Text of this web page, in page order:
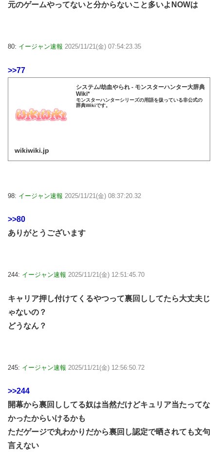
元のゲームやってないと分からないこと多いよNOWは
80: イージャン速報 2025/11/21(金) 07:54:23.35
>>77
システム/劫血やられ - モンスターハンター大辞典
Wiki*
モンスターハンターシリーズの用語を扱っている非公式の
辞典Wikiです。
wikiwiki.jp
98: イージャン速報 2025/11/21(金) 08:37:20.32
>>80
ありがとうございます
244: イージャン速報 2025/11/21(金) 12:51:45.70
キャリア押し付けてくるやつって裏回ししてたら大丈夫じ
ゃないの？
どうなん？
245: イージャン速報 2025/11/21(金) 12:56:50.72
>>244
開幕から裏回ししてる奴は当然だけどキュリア当たってな
かったからいけるかも
ただゲージで丸わかりだから裏回し認定で晒されても文句
言えない